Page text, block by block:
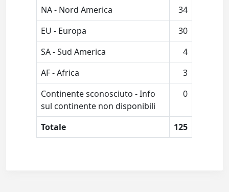
NA - Nord America
34
EU - Europa
30
SA - Sud America
4
AF - Africa
3
Continente sconosciuto - Info
sul continente non disponibili
0
Totale 125